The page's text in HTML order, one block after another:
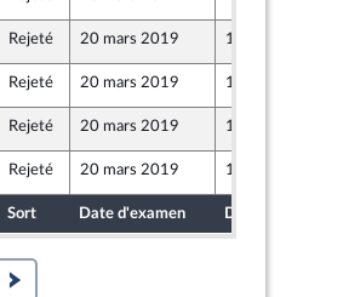
Rejeté 20 mars 2019 18 mars 2019
Rejeté 20 mars 2019 18 mars 2019
Rejeté 20 mars 2019 18 mars 2019
Rejeté 20 mars 2019 18 mars 2019
Sort Date d'examen Date de dépôt